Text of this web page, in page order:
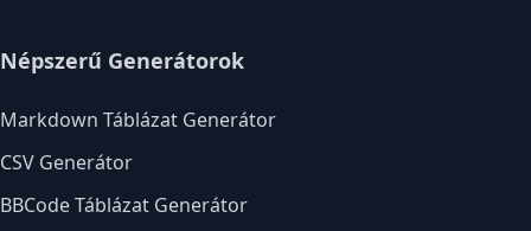
Népszerű Generátorok
Markdown Táblázat Generátor
CSV Generátor
BBCode Táblázat Generátor